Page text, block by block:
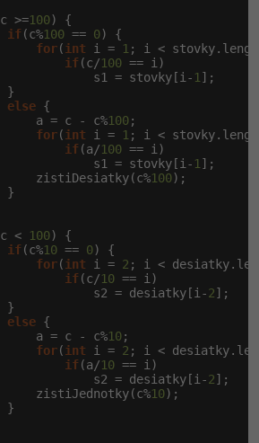
>=100) {
if (c%100 == 0) {
for(int i = 1 ; i <
if (c/100 == i)
s1 = stovky[i-
1 ];
}
else {
a = c - c%
100;
for(int i = 1 ; i <
if (a/100 == i)
s1 = stovky[i-
1 ];
zistiDesiatky(c%
100);
}
< 100) {
if (c%10 == 0) {
for(int i = 2 ; i <
if (c/10 == i)
s2 = desiatky[i-
2];
}
else {
a = c - c%
10;
for(int i = 2 ; i <
if (a/10 == i)
s2 = desiatky[i-
2];
zistiJednotky(c%
10);
}